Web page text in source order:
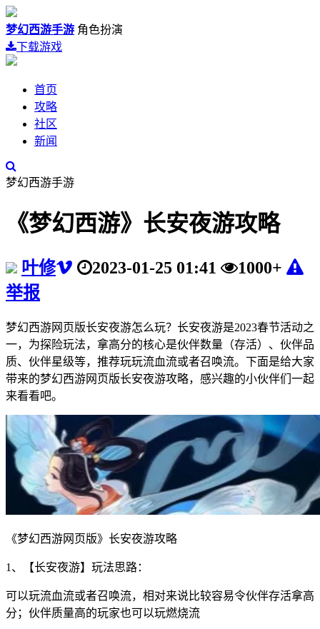
梦幻西游手游 角色扮演
下载游戏
首页
攻略
社区
新闻
梦幻西游手游
《梦幻西游》长安夜游攻略
叶修 2023-01-25 01:41
1000+
举报
梦幻西游网页版长安夜游怎么玩？长安夜游是2023春节活动之
一，为探险玩法，拿高分的核心是伙伴数量（存活）、伙伴品
质、伙伴星级等，推荐玩玩流血流或者召唤流。下面是给大家
带来的梦幻西游网页版长安夜游攻略，感兴趣的小伙伴们一起
来看看吧。
《梦幻西游网页版》长安夜游攻略
1、【长安夜游】玩法思路：
可以玩流血流或者召唤流，相对来说比较容易令伙伴存活拿高
分；伙伴质量高的玩家也可以玩燃烧流